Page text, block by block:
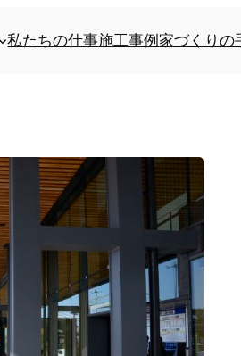
私たちの仕事施工事例 家づくりの